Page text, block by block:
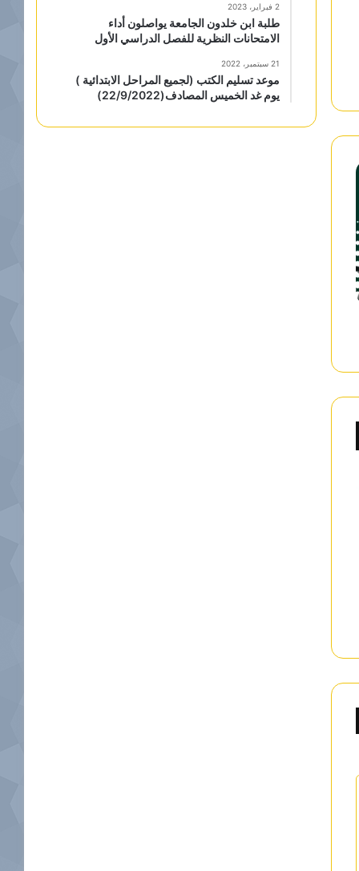
2 فبراير، 2023
طلبة ابن خلدون الجامعة يواصلون أداء
الامتحانات النظرية للفصل الدراسي الأول
21 سبتمبر، 2022
موعد تسليم الكتب (لجميع المراحل الابتدائية )
يوم غد الخميس المصادف(22/9/2022)